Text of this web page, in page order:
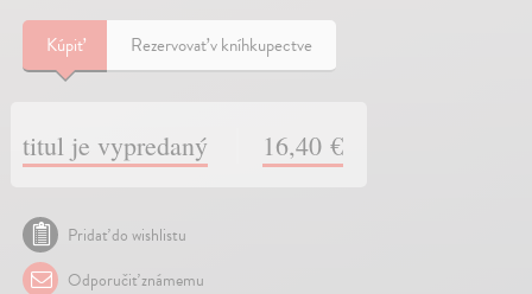
Kúpiť Rezervovať v kníhkupectve
titul je vypredaný 16,40 €
Pridať do wishlistu
Odporučiť známemu